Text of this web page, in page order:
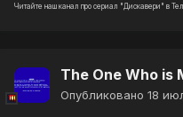
Читайте наш канал про сериал "Дискавери" в
The One Who is
Опубликовано 18